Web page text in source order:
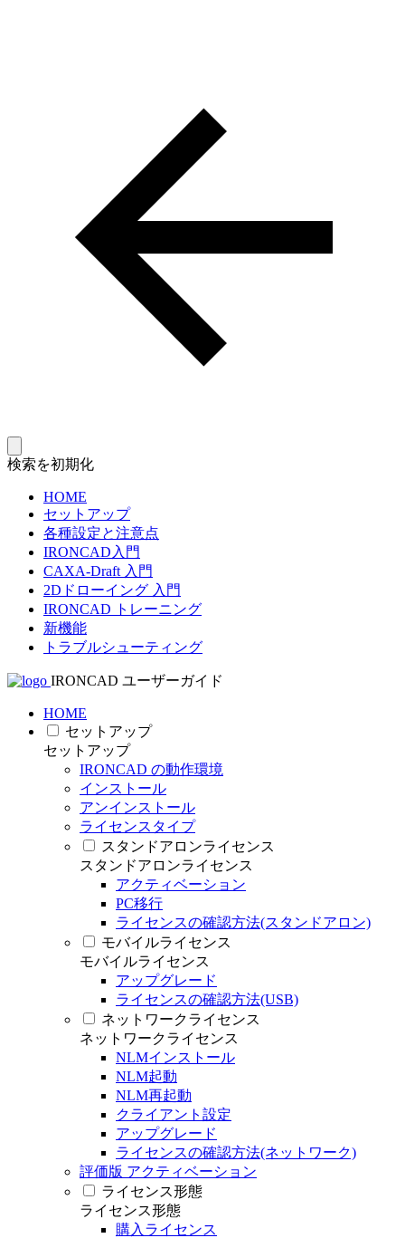
検索を初期化
HOME
セットアップ
各種設定と注意点
IRONCAD入門
CAXA-Draft 入門
2Dドローイング 入門
IRONCAD トレーニング
新機能
トラブルシューティング
IRONCAD ユーザーガイド
HOME
セットアップ
セットアップ
IRONCAD の動作環境
インストール
アンインストール
ライセンスタイプ
スタンドアロンライセンス
スタンドアロンライセンス
アクティベーション
PC移行
ライセンスの確認方法(スタンドアロン)
モバイルライセンス
モバイルライセンス
アップグレード
ライセンスの確認方法(USB)
ネットワークライセンス
ネットワークライセンス
NLMインストール
NLM起動
NLM再起動
クライアント設定
アップグレード
ライセンスの確認方法(ネットワーク)
評価版 アクティベーション
ライセンス形態
ライセンス形態
購入ライセンス